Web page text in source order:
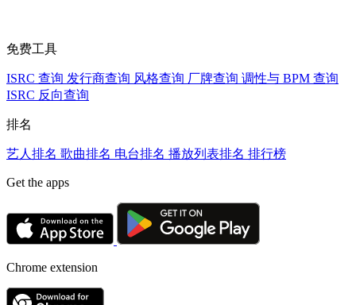
免费工具
ISRC 查询 发行商查询 风格查询 厂牌查询 调性与 BPM 查询
ISRC 反向查询
排名
艺人排名 歌曲排名 电台排名 播放列表排名 排行榜
Get the apps
Chrome extension